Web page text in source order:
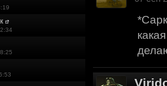
поиграть очень
Ок. Если мы
обязательно